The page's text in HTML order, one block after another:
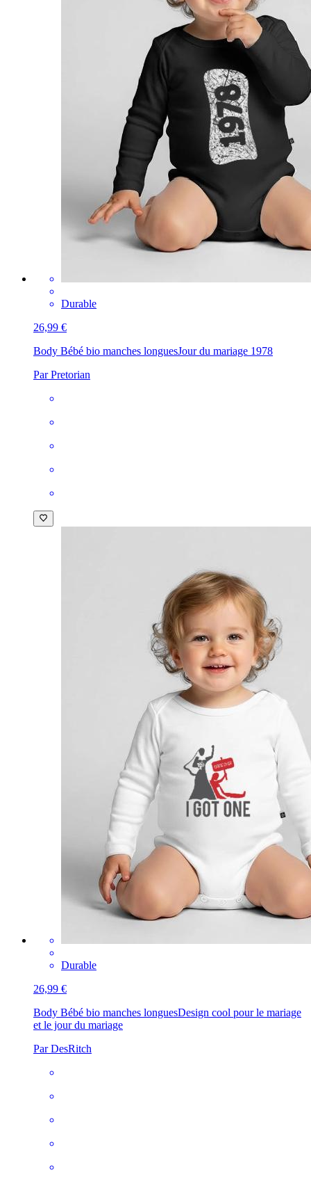
Durable
26,99 €
Body Bébé bio manches longuesJour du mariage 1978
Par Pretorian
Durable
26,99 €
Body Bébé bio manches longuesDesign cool pour le mariage
et le jour du mariage
Par DesRitch